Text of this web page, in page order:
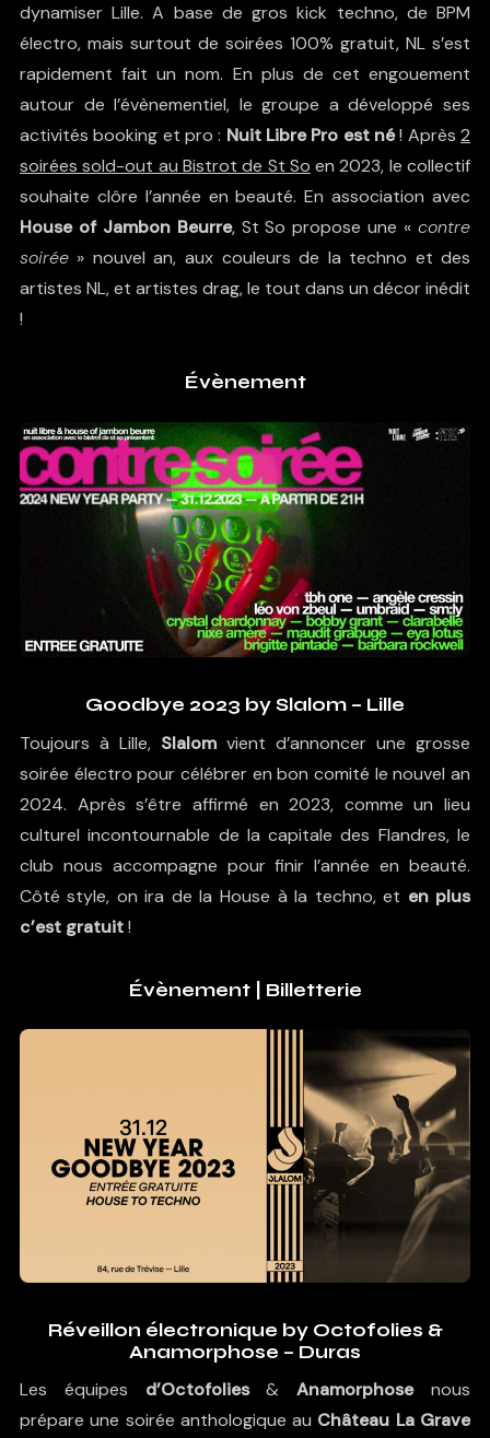
dynamiser Lille. A base de gros kick techno, de BPM
électro, mais surtout de soirées 100% gratuit, NL s’est
rapidement fait un nom. En plus de cet engouement
autour de l’évènementiel, le groupe a développé ses
activités booking et pro : Nuit Libre Pro est né! Après2
soirées sold-out au Bistrot de St So en 2023, le collectif
souhaite clôre l’année en beauté. En association avec
House of Jambon Beurre, St So propose une «contre
soirée» nouvel an, aux couleurs de la techno et des
artistes NL, et artistes drag, le tout dans un décor inédit
!
Évènement
Goodbye 2023 by Slalom – Lille
Toujours à Lille, Slalom vient d’annoncer une grosse
soirée électro pour célébrer en bon comité le nouvel an
2024. Après s’être affirmé en 2023, comme un lieu
culturel incontournable de la capitale des Flandres, le
club nous accompagne pour finir l’année en beauté.
Côté style, on ira de la House à la techno, et en plus
c’est gratuit!
Évènement Billetterie
Réveillon électronique by Octofolies &
Anamorphose – Duras
Les équipes d’Octofolies&Anamorphosenous
prépare une soirée anthologique au Château La Grave